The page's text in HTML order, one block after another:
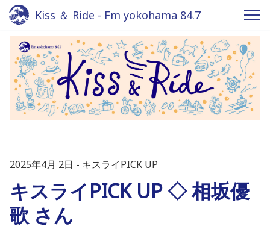
Kiss ＆ Ride - Fm yokohama 84.7
2025年4月 2日 キスライPICK UP
キスライPICK UP ◇ 相坂優
歌 さん